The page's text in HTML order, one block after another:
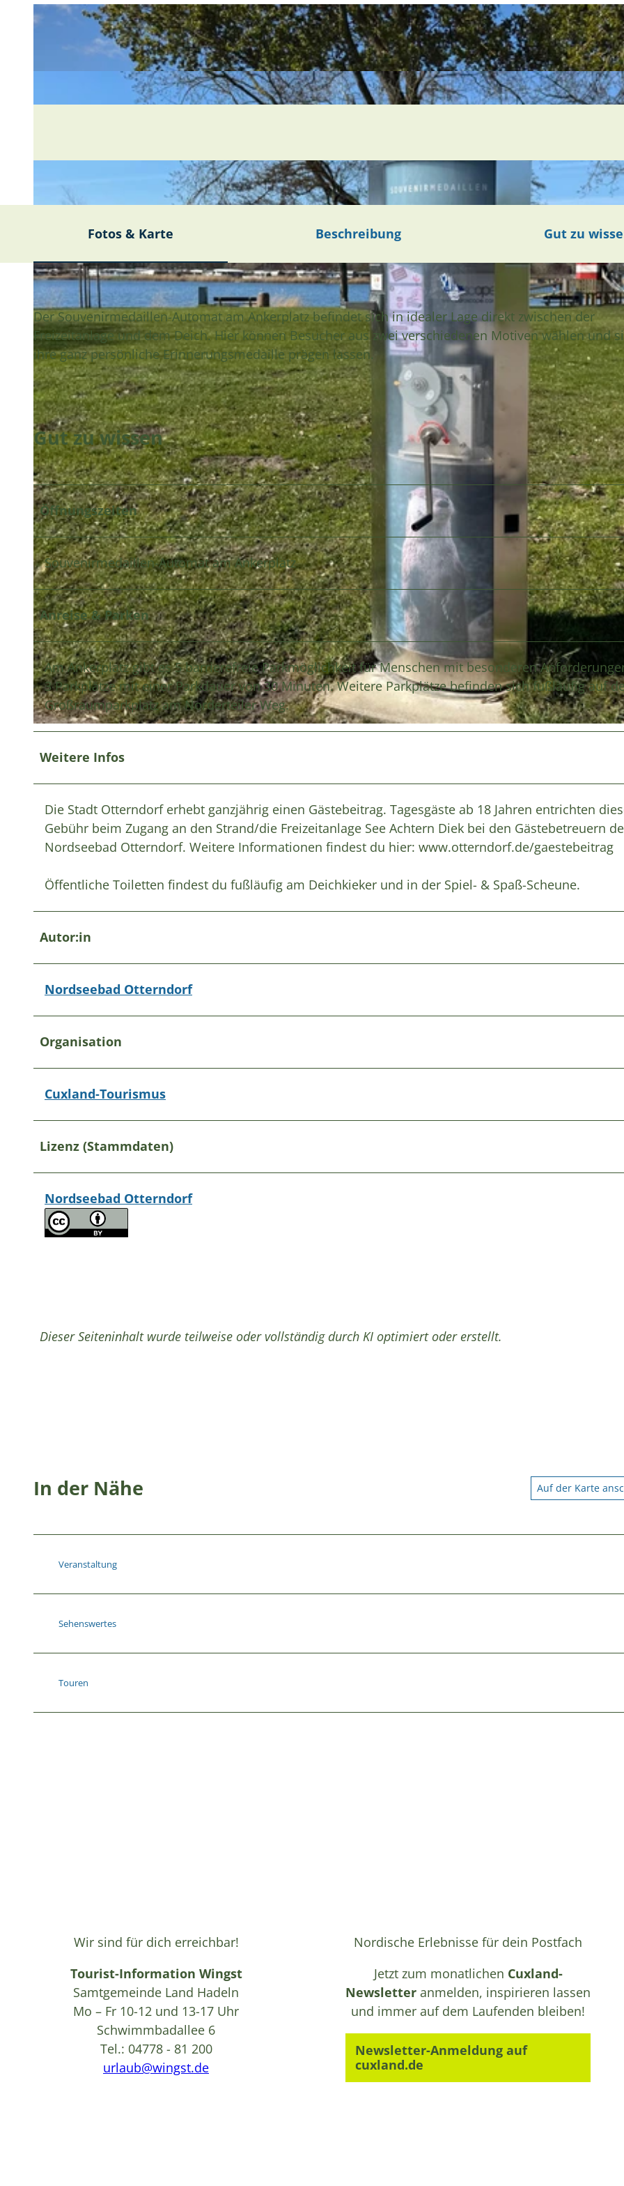
© Nordseebad Otterndorf |CC-BY
Fotos & Karte Beschreibung Gut zu
Der Souvenirmedaillen-Automat am Ankerplatz befindet sich in idealer Lage direkt zwischen der
Freizeitanlage und dem Deich. Hier können Besucher aus zwei verschiedenen Motiven wählen und
ihre ganz persönliche Erinnerungsmedaille prägen lassen.
Gut zu wissen
Öffnungszeiten
Souvenirmedaillen-Automat am Ankerplatz
Anreise & Parken
Am Ankerplatz gibt es 5 barrierefreie Parkmöglichkeit für Menschen mit besonderen
3 Parkplätze mit einer Parkdauer von 30 Minuten. Weitere Parkplätze befinden sich fußläufig auf
Großraumparkplatz am Norderteiler Weg.
Weitere Infos
Die Stadt Otterndorf erhebt ganzjährig einen Gästebeitrag. Tagesgäste ab 18 Jahren entrichten
Gebühr beim Zugang an den Strand/die Freizeitanlage See Achtern Diek bei den Gästebetreuern
Nordseebad Otterndorf. Weitere Informationen findest du hier: www.otterndorf.de/gaestebeitrag
Öffentliche Toiletten findest du fußläufig am Deichkieker und in der Spiel- & Spaß-Scheune.
Autor:in
Nordseebad Otterndorf
Organisation
Cuxland-Tourismus
Lizenz (Stammdaten)
Nordseebad Otterndorf
Dieser Seiteninhalt wurde teilweise oder vollständig durch KI optimiert oder erstellt.
In der Nähe Auf der Karte
Veranstaltung
Sehenswertes
Touren
Wir sind für dich erreichbar!
Tourist-Information Wingst
Samtgemeinde Land Hadeln
Mo – Fr 10-12 und 13-17 Uhr
Schwimmbadallee 6
Tel.: 04778 - 81 200
urlaub@wingst.de
Nordische Erlebnisse für dein Postfach
Jetzt zum monatlichen Cuxland-
Newsletter anmelden, inspirieren lassen
und immer auf dem Laufenden bleiben!
Newsletter-Anmeldung auf
cuxland.de